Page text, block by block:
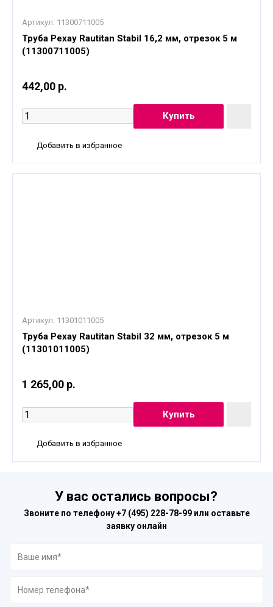
Артикул: 11300711005
Труба Рехау Rautitan Stabil 16,2 мм, отрезок 5 м
(11300711005)
442,00 р.
Добавить в избранное
Артикул: 11301011005
Труба Рехау Rautitan Stabil 32 мм, отрезок 5 м
(11301011005)
1 265,00 р.
Добавить в избранное
У вас остались вопросы?
Звоните по телефону+7 (495) 228-78-99или оставьте
заявку онлайн